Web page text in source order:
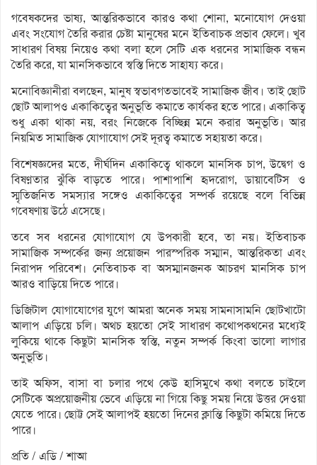
গবেষকদের ভাষ্য, আন্তরিকভাবে কারও কথা শোনা, মনোযোগ দেওয়া
এবং সংযোগ তৈরি করার চেষ্টা মানুষের মনে ইতিবাচক প্রভাব ফেলে। খুব
সাধারণ বিষয় নিয়েও কথা বলা হলে সেটি এক ধরনের সামাজিক বন্ধন
তৈরি করে, যা মানসিকভাবে স্বস্তি দিতে সাহায্য করে।
মনোবিজ্ঞানীরা বলছেন, মানুষ স্বভাবগতভাবেই সামাজিক জীব। তাই ছোট
ছোট আলাপও একাকিত্বের অনুভূতি কমাতে কার্যকর হতে পারে। একাকিত্ব
শুধু একা থাকা নয়, বরং নিজেকে বিচ্ছিন্ন মনে করার অনুভূতি। আর
নিয়মিত সামাজিক যোগাযোগ সেই দূরত্ব কমাতে সহায়তা করে।
বিশেষজ্ঞদের মতে, দীর্ঘদিন একাকিত্বে থাকলে মানসিক চাপ, উদ্বেগ ও
বিষণ্নতার ঝুঁকি বাড়তে পারে। পাশাপাশি হৃদরোগ, ডায়াবেটিস ও
স্মৃতিজনিত সমস্যার সঙ্গেও একাকিত্বের সম্পর্ক রয়েছে বলে বিভিন্ন
গবেষণায় উঠে এসেছে।
তবে সব ধরনের যোগাযোগ যে উপকারী হবে, তা নয়। ইতিবাচক
সামাজিক সম্পর্কের জন্য প্রয়োজন পারস্পরিক সম্মান, আন্তরিকতা এবং
নিরাপদ পরিবেশ। নেতিবাচক বা অসম্মানজনক আচরণ মানসিক চাপ
আরও বাড়িয়ে দিতে পারে।
ডিজিটাল যোগাযোগের যুগে আমরা অনেক সময় সামনাসামনি ছোটখাটো
আলাপ এড়িয়ে চলি। অথচ হয়তো সেই সাধারণ কথোপকথনের মধ্যেই
লুকিয়ে থাকে কিছুটা মানসিক স্বস্তি, নতুন সম্পর্ক কিংবা ভালো লাগার
অনুভূতি।
তাই অফিস, বাসা বা চলার পথে কেউ হাসিমুখে কথা বলতে চাইলে
সেটিকে অপ্রয়োজনীয় ভেবে এড়িয়ে না গিয়ে কিছু সময় নিয়ে উত্তর দেওয়া
যেতে পারে। ছোট্ট সেই আলাপই হয়তো দিনের ক্লান্তি কিছুটা কমিয়ে দিতে
পারে।
প্রতি / এডি / শাআ